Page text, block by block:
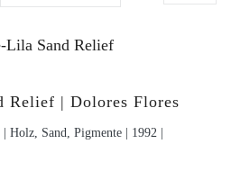
Relief | Dolores Flores
Holz, Sand, Pigmente | 1992 |